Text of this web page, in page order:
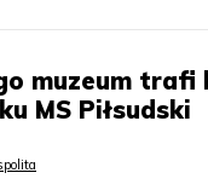
muzeum trafi
MS Piłsudski